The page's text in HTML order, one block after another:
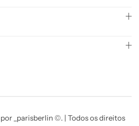
_parisberlin ©. | Todos os direitos